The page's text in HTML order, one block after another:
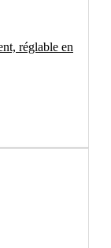
réglable en